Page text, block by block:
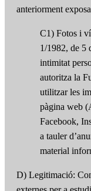
anteriorment
C1) Fotos i
1/1982, de 5
intimitat
autoritza la
utilitzar les
pàgina web
Facebook,
a tauler
material
D) Legitimació: